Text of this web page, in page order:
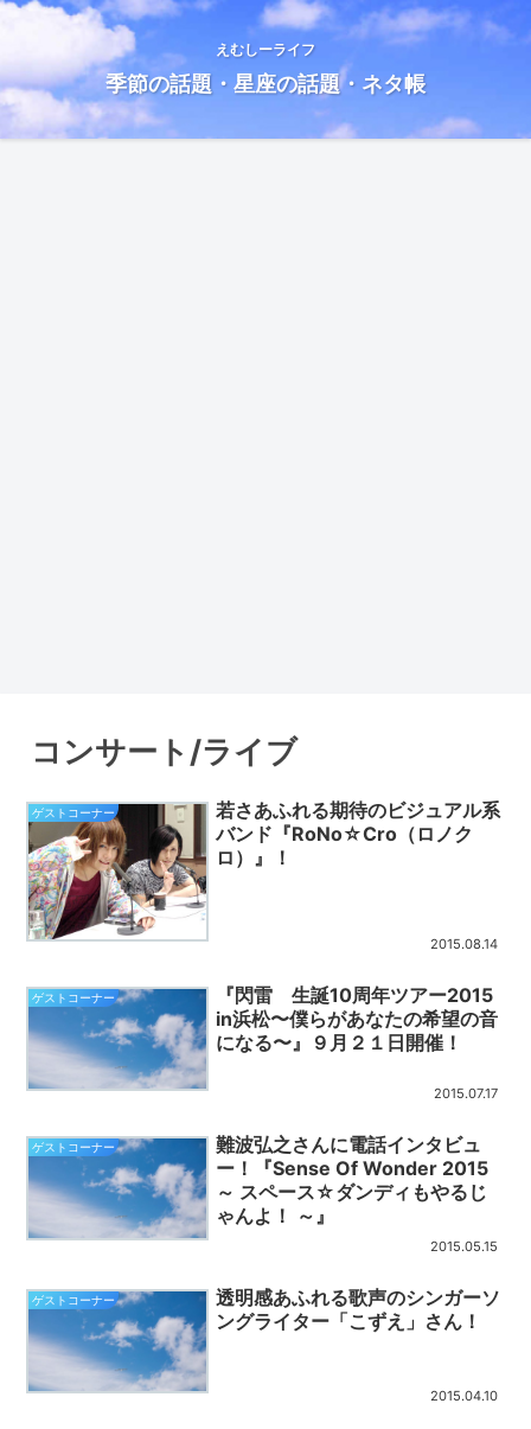
えむしーライフ
季節の話題・星座の話題・ネタ帳
コンサート/ライブ
ゲストコーナー
若さあふれる期待のビジュアル系
バンド『RoNo☆Cro（ロノク
ロ）』！
2015.08.14
ゲストコーナー
『閃雷 生誕10周年ツアー2015
in浜松〜僕らがあなたの希望の音
になる〜』９月２１日開催！
2015.07.17
ゲストコーナー
難波弘之さんに電話インタビュ
ー！『Sense Of Wonder 2015
～ スペース☆ダンディもやるじ
ゃんよ！ ～』
2015.05.15
ゲストコーナー
透明感あふれる歌声のシンガーソ
ングライター「こずえ」さん！
2015.04.10